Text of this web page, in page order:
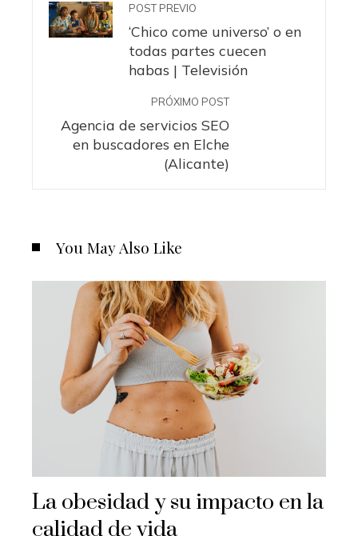
POST PREVIO
‘Chico come universo’ o en
todas partes cuecen
habas | Televisión
PRÓXIMO POST
Agencia de servicios SEO
en buscadores en Elche
(Alicante)
You May Also Like
La obesidad y su impacto en la
calidad de vida